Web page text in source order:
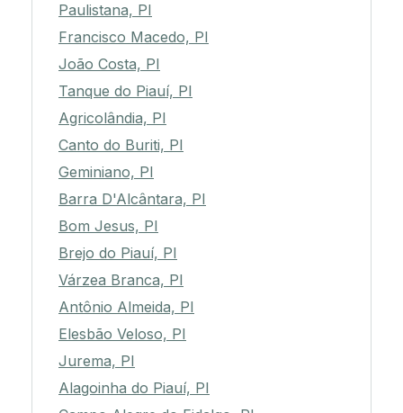
Paulistana, PI
Francisco Macedo, PI
João Costa, PI
Tanque do Piauí, PI
Agricolândia, PI
Canto do Buriti, PI
Geminiano, PI
Barra D'Alcântara, PI
Bom Jesus, PI
Brejo do Piauí, PI
Várzea Branca, PI
Antônio Almeida, PI
Elesbão Veloso, PI
Jurema, PI
Alagoinha do Piauí, PI